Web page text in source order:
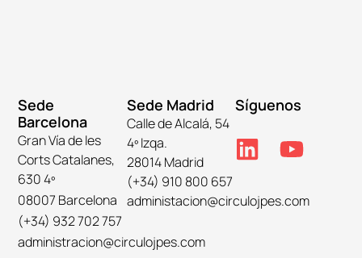
Sede
Barcelona
Gran Vía de les
Corts Catalanes,
630 4º
08007 Barcelona
(+34) 932 702 757
administracion@circulojpes.com
Sede Madrid
Calle de Alcalá, 54
4º Izqa.
28014 Madrid
(+34) 910 800 657
administacion@circulojpes.com
Síguenos